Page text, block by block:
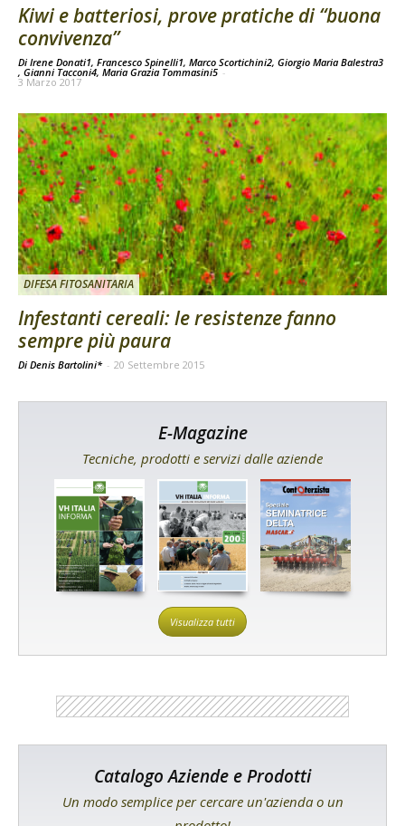
Kiwi e batteriosi, prove pratiche di “buona
convivenza”
Di Irene Donati1, Francesco Spinelli1, Marco Scortichini2, Giorgio Maria Balestra3
, Gianni Tacconi4, Maria Grazia Tommasini5 -
3 Marzo 2017
DIFESA FITOSANITARIA
Infestanti cereali: le resistenze fanno
sempre più paura
Di Denis Bartolini* - 20 Settembre 2015
E-Magazine
Tecniche, prodotti e servizi dalle aziende
Visualizza tutti
Catalogo Aziende e Prodotti
Un modo semplice per cercare un'azienda o un